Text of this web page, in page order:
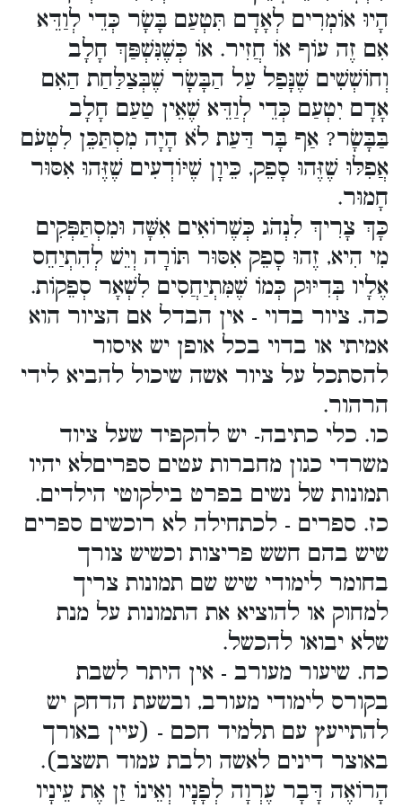
הָיוּ אוֹמְרִים לְאָדָם תִּטְעַם בָּשָׂר כְּדֵי לְוַדֵּא
אִם זֶה עוֹף אוֹ חֲזִיר. אוֹ כְּשֶׁנִּשְׁפַּךְ חָלָב
וְחוֹשְׁשִׁים שֶׁנָּפַל עַל הַבָּשָׂר שֶׁבְּצַלַּחַת הַאִם
אָדָם יִטְעַם כְּדֵי לְוַדֵּא שֶׁאֵין טַעַם חָלָב
בַּבָּשָׂר? אַף בָּר דַּעַת לֹא הָיָה מִסְתַּכֵּן לִטְעֹם
אֲפִלּוּ שֶׁזֶּהוּ סָפֵק, כֵּיוָן שֶׁיּוֹדְעִים שֶׁזֶּהוּ אִסּוּר
חָמוּר.
כָּךְ צָרִיךְ לִנְהֹג כְּשֶׁרוֹאִים אִשָּׁה וּמִסְתַּפְּקִים
מִי הִיא, זֶהוּ סָפֵק אִסּוּר תּוֹרָה וְיֵשׁ לְהִתְיַחֵס
אֶלָיו בְּדִיּוּק כְּמוֹ שֶׁמִּתְיַחֲסִים לִשְׁאָר סְפֵקוֹת.
כה. ציור בדוי - אין הבדל אם הציור הוא
אמיתי או בדוי בכל אופן יש איסור
להסתכל על ציור אשה שיכול להביא לידי
הרהור.
כו. כלי כתיבה- יש להקפיד שעל ציוד
משרדי כגון מחברות עטים ספריםלא יהיו
תמונות של נשים בפרט בילקוטי הילדים.
כז. ספרים - לכתחילה לא רוכשים ספרים
שיש בהם חשש פריצות וכשיש צורך
בחומר לימודי שיש שם תמונות צריך
למחוק או להוציא את התמונות על מנת
שלא יבואו להכשל.
כח. שיעור מעורב - אין היתר לשבת
בקורס לימודי מעורב, ובשעת הדחק יש
להתייעץ עם תלמיד חכם - (עיין באורך
באוצר דינים לאשה ולבת עמוד תשצב).
הָרוֹאֶה דָּבָר עֶרְוָה לְפָנָיו וְאֵינוֹ זַן אֶת עֵינָיו